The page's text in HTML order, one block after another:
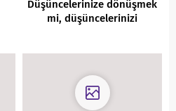
Düşüncelerinize dönüşmek
mi, düşüncelerinizi